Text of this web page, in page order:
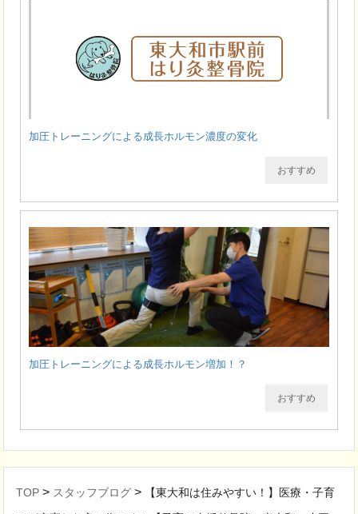
加圧トレーニングによる成長ホルモン濃度の変化
おすすめ
加圧トレーニングによる成長ホルモン増加！？
おすすめ
TOP > スタッフブログ >
【東大和は住みやすい！】医療・子育